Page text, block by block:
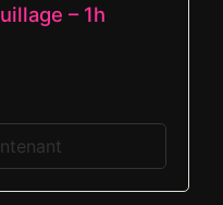
– 1h